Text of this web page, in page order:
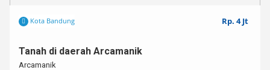
Kota Bandung Rp. 4 Jt
Tanah di daerah Arcamanik
Arcamanik